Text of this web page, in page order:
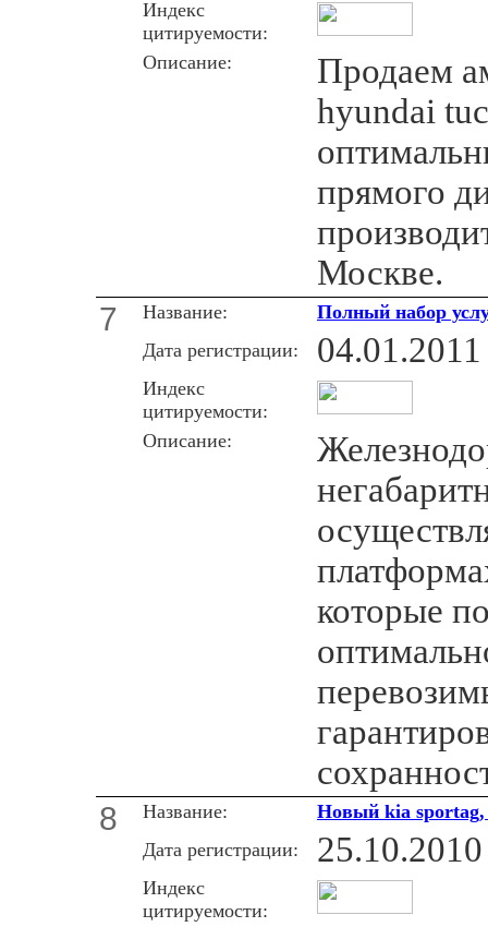
Индекс
цитируемости:
Описание:
Продаем
hyundai
прямого
Москве.
7 Название:
Полный набор
Дата регистрации:
04.01.2011
Индекс
цитируемости:
Описание:
которые
8 Название:
Новый kia sportag,
Дата регистрации:
25.10.2010
Индекс
цитируемости: